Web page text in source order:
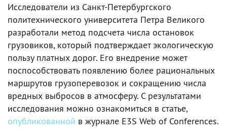
Исследователи из Санкт-Петербургского
политехнического университета Петра Великого
разработали метод подсчета числа остановок
грузовиков, который подтверждает экологическую
пользу платных дорог. Его внедрение может
поспособствовать появлению более рациональных
маршрутов грузоперевозок и сокращению числа
вредных выбросов в атмосферу. С результатами
исследования можно ознакомиться в статье,
опубликованной в журнале E3S Web of Conferences.